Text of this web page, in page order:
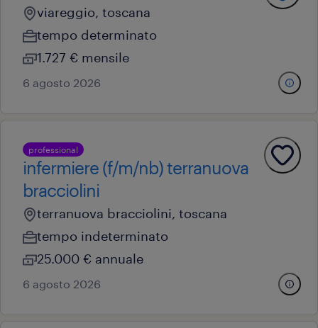
viareggio, toscana
tempo determinato
1.727 € mensile
6 agosto 2026
professional
infermiere (f/m/nb) terranuova
bracciolini
terranuova bracciolini, toscana
tempo indeterminato
25.000 € annuale
6 agosto 2026